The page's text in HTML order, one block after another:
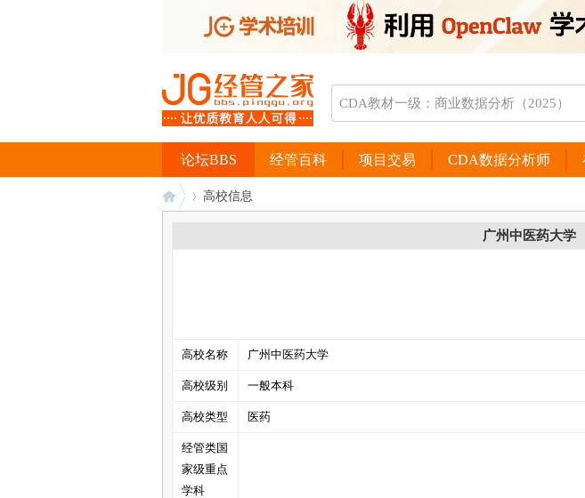
经管百科 项目交易 CDA数据分析师
论坛BBS
高校信息
广州中医药大学
高校名称 广州中医药大学
高校级别 一般本科
高校类型 医药
经管类国
家级重点
学科